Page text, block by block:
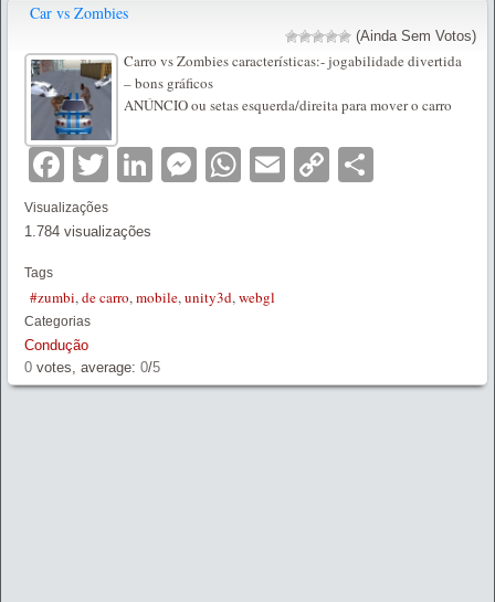
Car vs Zombies
(Ainda Sem Votos)
Carro vs Zombies características:- jogabilidade divertida
– bons gráficos
ANÚNCIO ou setas esquerda/direita para mover o carro
Facebook
TwitterLinkedIn
Messenger
WhatsApp
EmailCopy
Visualizações
1.784 visualizações
Tags
#zumbi,de carro,mobile,unity3d,webgl
Categorias
Condução
0 votes, average: 0/5